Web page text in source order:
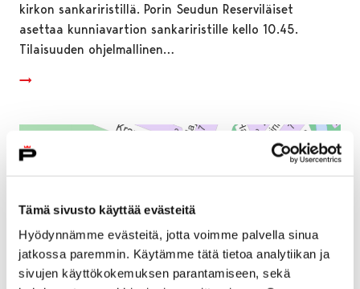
Tämä sivusto käyttää evästeitä
Hyödynnämme evästeitä, jotta voimme palvella sinua
jatkossa paremmin. Käytämme tätä tietoa analytiikan ja
sivujen käyttökokemuksen parantamiseen, sekä
kirkon sankariristillä. Porin Seudun Reserviläiset
asettaa kunniavartion sankariristille kello 10.45.
Tilaisuuden ohjelmallinen…